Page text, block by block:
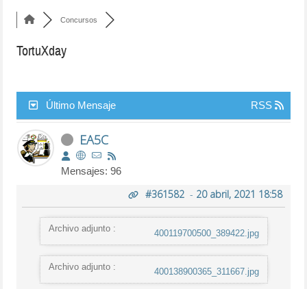
Concursos
TortuXday
Último Mensaje RSS
EA5C
Mensajes: 96
#361582- 20 abril, 2021 18:58
Archivo adjunto : 400119700500_389422.jpg
Archivo adjunto : 400138900365_311667.jpg